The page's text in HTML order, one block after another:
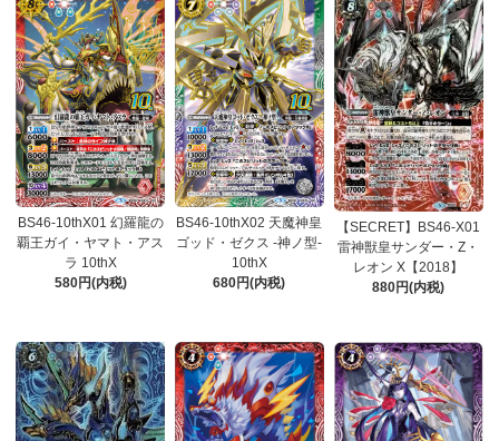
BS46-10thX01 幻羅龍の
覇王ガイ・ヤマト・アス
ラ 10thX
580円(内税)
BS46-10thX02 天魔神皇
ゴッド・ゼクス -神ノ型-
10thX
680円(内税)
【SECRET】BS46-X01
雷神獣皇サンダー・Z・
レオン X【2018】
880円(内税)